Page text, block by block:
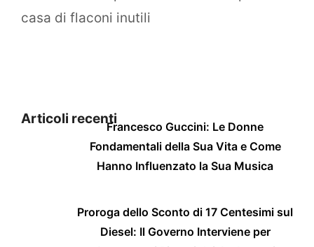
casa di flaconi inutili
Articoli recentiFrancesco Guccini: Le Donne
Fondamentali della Sua Vita e Come
Hanno Influenzato la Sua Musica
Proroga dello Sconto di 17 Centesimi sul
Diesel: Il Governo Interviene per